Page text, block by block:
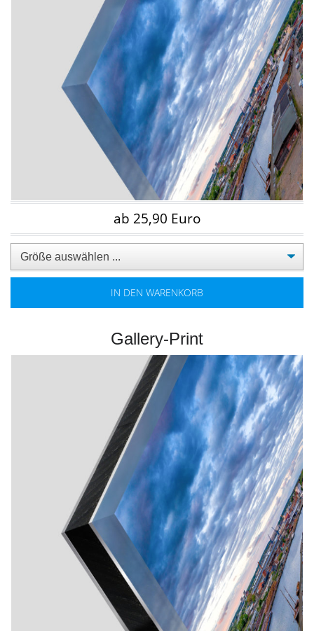
ab 25,90 Euro
IN DEN WARENKORB
Gallery-Print